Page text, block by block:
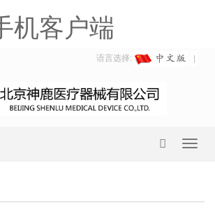
机客户端
语言选择: